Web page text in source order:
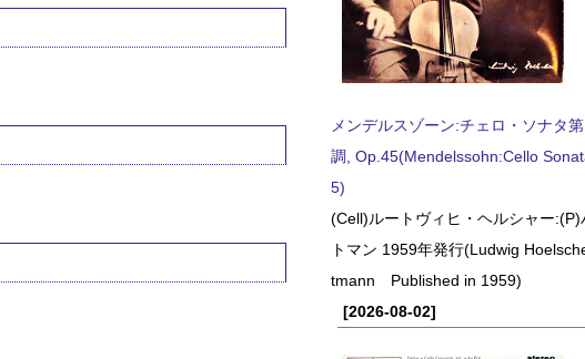
メンデルスゾーン:チェロ・ソナタ
調, Op.45(Mendelssohn:Cello
5)
(Cell)ルートヴィヒ・ヘルシャー
トマン 1959年発行(Ludwig
tmann Published in 1959)
[2026-08-02]